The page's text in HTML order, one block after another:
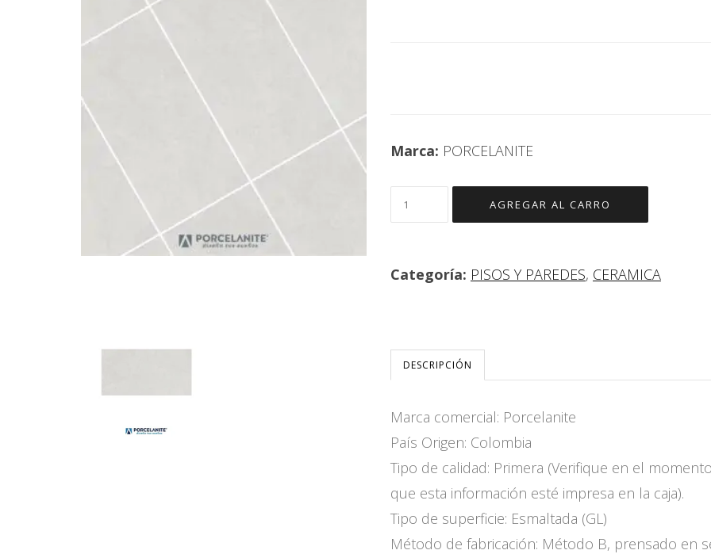
Marca: PORCELANITE
Categoría: PISOS Y PAREDES, CERAMICA
DESCRIPCIÓN
Marca comercial: Porcelanite
País Origen: Colombia
Tipo de calidad: Primera (Verifique en el
que esta información esté impresa en la caja).
Tipo de superficie: Esmaltada (GL)
Método de fabricación: Método B, prensado en